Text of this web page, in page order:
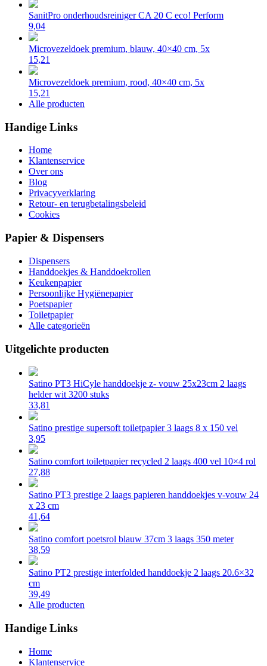
SanitPro onderhoudsreiniger CA 20 C eco! Perform
9,04
Microvezeldoek premium, blauw, 40×40 cm, 5x
15,21
Microvezeldoek premium, rood, 40×40 cm, 5x
15,21
Alle producten
Handige Links
Home
Klantenservice
Over ons
Blog
Privacyverklaring
Retour- en terugbetalingsbeleid
Cookies
Papier & Dispensers
Dispensers
Handdoekjes & Handdoekrollen
Keukenpapier
Persoonlijke Hygiënepapier
Poetspapier
Toiletpapier
Alle categorieën
Uitgelichte producten
Satino PT3 HiCyle handdoekje z- vouw 25x23cm 2 laags
helder wit 3200 stuks
33,81
Satino prestige supersoft toiletpapier 3 laags 8 x 150 vel
3,95
Satino comfort toiletpapier recycled 2 laags 400 vel 10×4 rol
27,88
Satino PT3 prestige 2 laags papieren handdoekjes v-vouw 24
x 23 cm
41,64
Satino comfort poetsrol blauw 37cm 3 laags 350 meter
38,59
Satino PT2 prestige interfolded handdoekje 2 laags 20.6×32
cm
39,49
Alle producten
Handige Links
Home
Klantenservice